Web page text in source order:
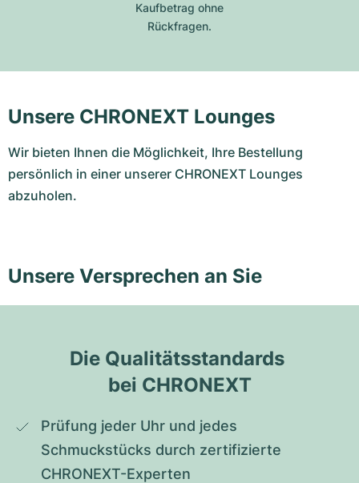
Kaufbetrag ohne
Rückfragen.
Unsere CHRONEXT Lounges
Wir bieten Ihnen die Möglichkeit, Ihre Bestellung
persönlich in einer unserer CHRONEXT Lounges
abzuholen.
Unsere Versprechen an Sie
Die Qualitätsstandards
bei CHRONEXT
Prüfung jeder Uhr und jedes
Schmuckstücks durch zertifizierte
CHRONEXT-Experten